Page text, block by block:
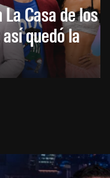
Casa de los
quedó la